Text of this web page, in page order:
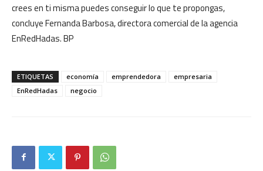
crees en ti misma puedes conseguir lo que te propongas,
concluye Fernanda Barbosa, directora comercial de la agencia
EnRedHadas. BP
ETIQUETAS economía emprendedora
empresaria
EnRedHadas
negocio